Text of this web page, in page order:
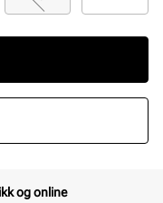
og online